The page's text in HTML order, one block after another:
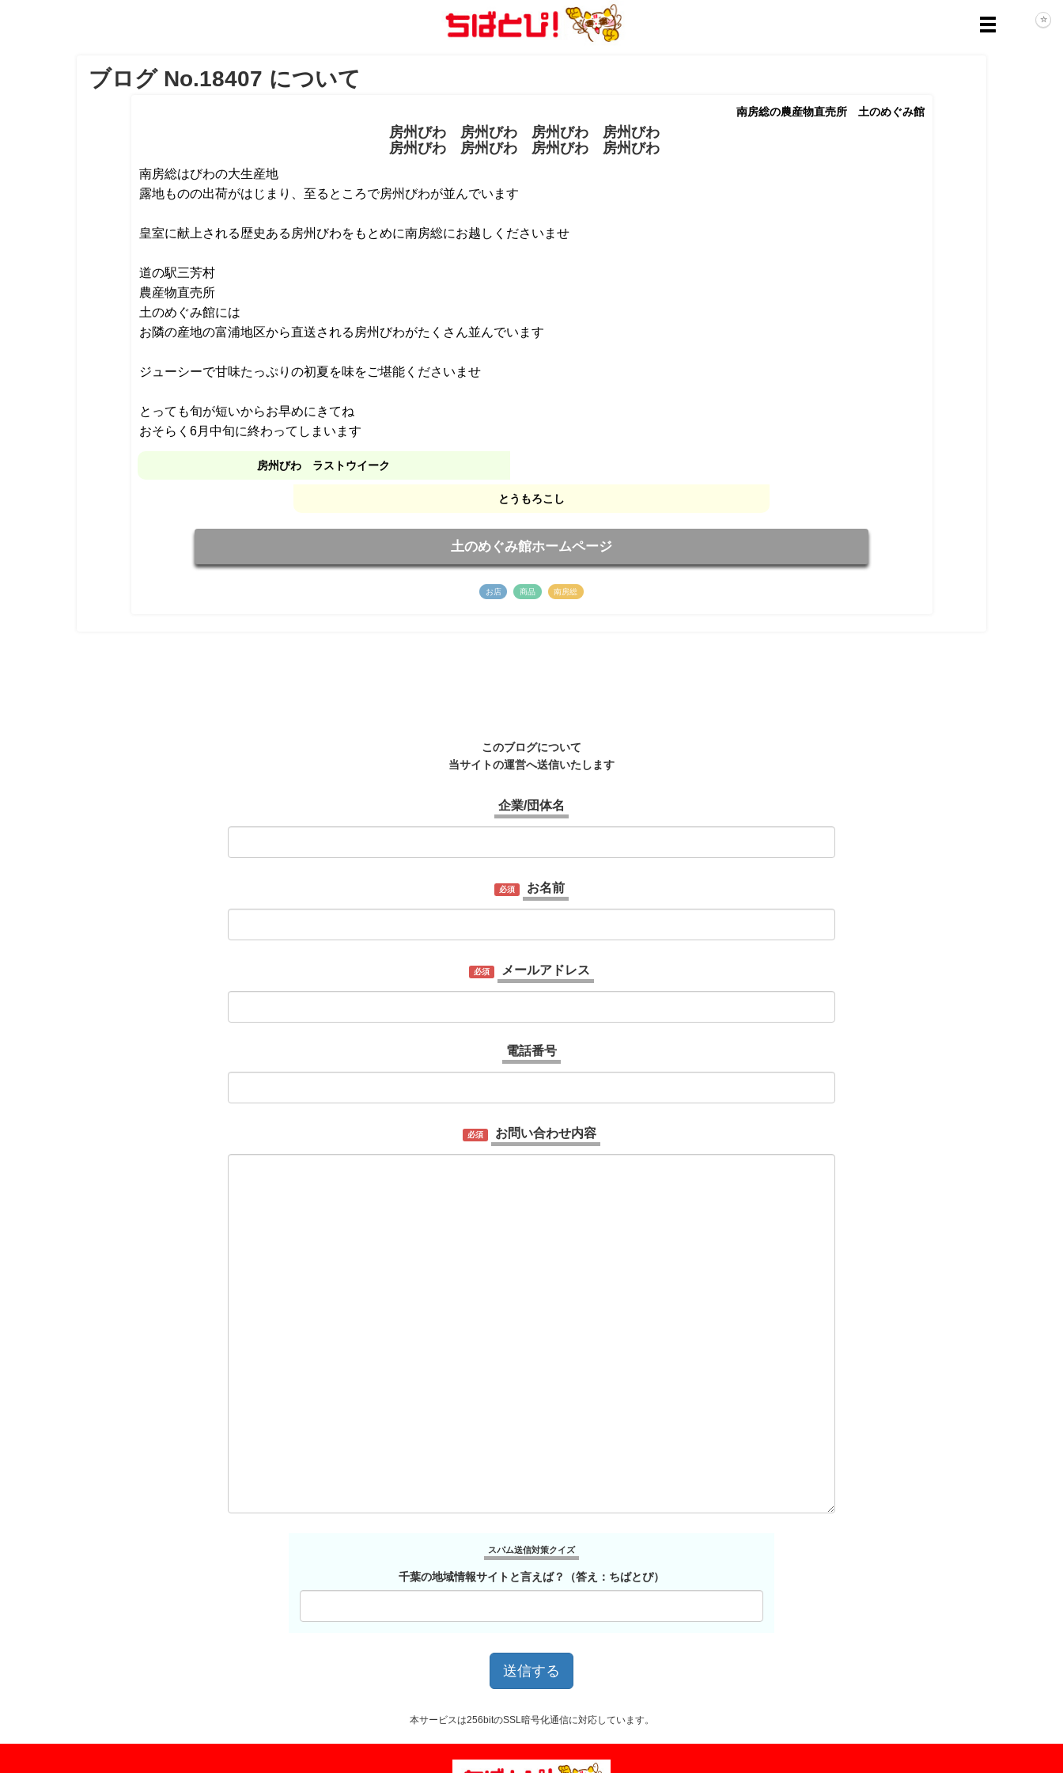
ブログ No.18407 について
南房総の農産物直売所 土のめぐみ館
房州びわ 房州びわ 房州びわ 房州びわ
房州びわ 房州びわ 房州びわ 房州びわ
南房総はびわの大生産地
露地ものの出荷がはじまり、至るところで房州びわが並んでいます
皇室に献上される歴史ある房州びわをもとめに南房総にお越しくださいませ
道の駅三芳村
農産物直売所
土のめぐみ館には
お隣の産地の富浦地区から直送される房州びわがたくさん並んでいます
ジューシーで甘味たっぷりの初夏を味をご堪能くださいませ
とっても旬が短いからお早めにきてね
おそらく6月中旬に終わってしまいます
房州びわ ラストウイーク
とうもろこし
土のめぐみ館ホームページ
お店 商品 南房総
このブログについて
当サイトの運営へ送信いたします
企業/団体名
必須 お名前
必須 メールアドレス
電話番号
必須 お問い合わせ内容
スパム送信対策クイズ
千葉の地域情報サイトと言えば？（答え：ちばとぴ）
本サービスは256bitのSSL暗号化通信に対応しています。